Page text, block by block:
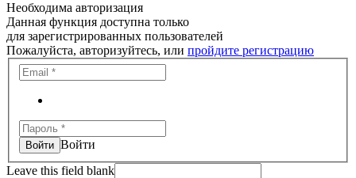
Необходима авторизация
Данная функция доступна только
для зарегистрированных пользователей
Пожалуйста, авторизуйтесь, или пройдите регистрацию
Войти
Leave this field blank